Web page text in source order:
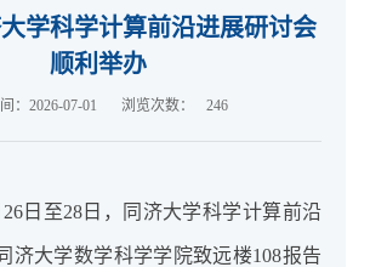
学科学计算前沿进展研讨会
顺利举办
：2026-07-01 浏览次数： 246
26日至28日，同济大学科学计算前沿
济大学数学科学学院致远楼108报告